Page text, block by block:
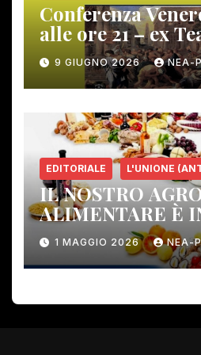
Conferenza
alle ore 21 – ex
Gambassi Terme
9 GIUGNO 2026 NEA-
EDITORIALE L'UNIONE
IL NOSTRO
ALIMENTARE È
PERICOLO!
1 MAGGIO 2026 NEA-